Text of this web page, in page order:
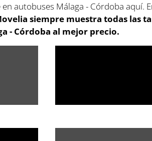
autobuses Málaga - Córdoba
siempre muestra todas las
- Córdoba al mejor precio.